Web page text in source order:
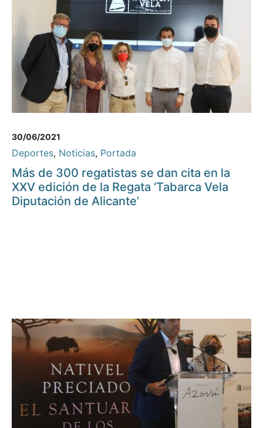
30/06/2021
Deportes, Noticias, Portada
Más de 300 regatistas se dan cita en la
XXV edición de la Regata ‘Tabarca Vela
Diputación de Alicante’